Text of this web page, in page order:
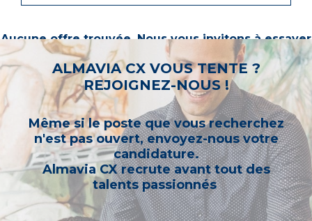
Aucune offre trouvée. Nous vous invitons à essayer
d’autres mots-clés ou à sélectionner un « métier ».
ALMAVIA CX VOUS TENTE ?
REJOIGNEZ-NOUS !
Même si le poste que vous recherchez
n'est pas ouvert, envoyez-nous votre
candidature.
Almavia CX recrute avant tout des
talents passionnés